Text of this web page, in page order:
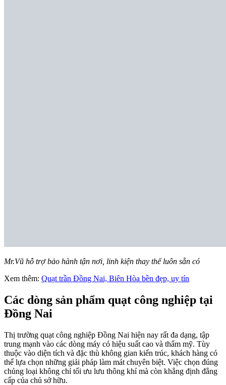
Mr.Vũ hỗ trợ bảo hành tận nơi, linh kiện thay thế luôn sẵn có
Xem thêm: Quạt trần Đồng Nai, Biên Hòa bền đẹp, uy tín
Các dòng sản phẩm quạt công nghiệp tại
Đồng Nai
Thị trường quạt công nghiệp Đồng Nai hiện nay rất đa dạng, tập
trung mạnh vào các dòng máy có hiệu suất cao và thẩm mỹ. Tùy
thuộc vào diện tích và đặc thù không gian kiến trúc, khách hàng có
thể lựa chọn những giải pháp làm mát chuyên biệt. Việc chọn đúng
chủng loại không chỉ tối ưu lưu thông khí mà còn khẳng định đẳng
cấp của chủ sở hữu.